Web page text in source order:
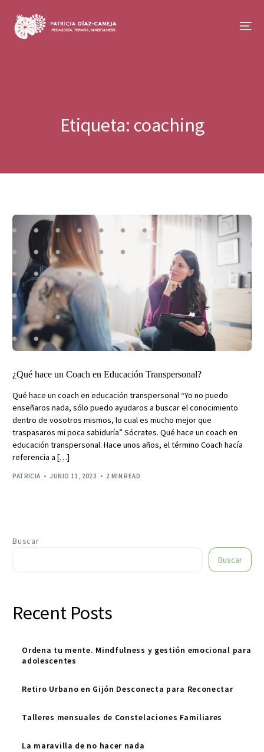
Etiqueta: coaching
¿Qué hace un Coach en Educación Transpersonal?
Qué hace un coach en educación transpersonal “Yo no puedo
enseñaros nada, sólo puedo ayudaros a buscar el conocimiento
dentro de vosotros mismos, lo cual es mucho mejor que
traspasaros mi poca sabiduría” Sócrates. Qué hace un coach en
educación transpersonal. Hace unos años, el término Coach hacía
referencia a […]
PATRICIA JUNIO 11, 2023 2 MIN READ
Buscar
Buscar
Recent Posts
Ordena tu mente. Mindfulness y gestión emocional para
adolescentes
Retiro Urbano en Gijón Desconecta para Reconectar
Talleres mensuales de Constelaciones Familiares
La maravilla de no hacer nada